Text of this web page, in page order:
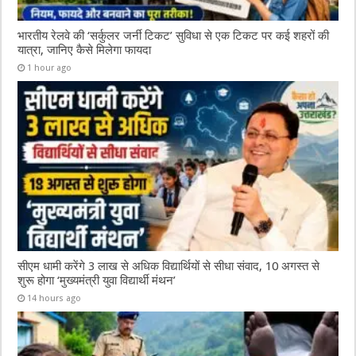
भारतीय रेलवे की ‘सर्कुलर जर्नी टिकट’ सुविधा से एक टिकट पर कई शहरों की
यात्रा, जानिए कैसे मिलेगा फायदा
1 hour ago
सीएम धामी करेंगे 3 लाख से अधिक विद्यार्थियों से सीधा संवाद, 10 अगस्त से
शुरू होगा ‘मुख्यमंत्री युवा विद्यार्थी मंथन’
14 hours ago